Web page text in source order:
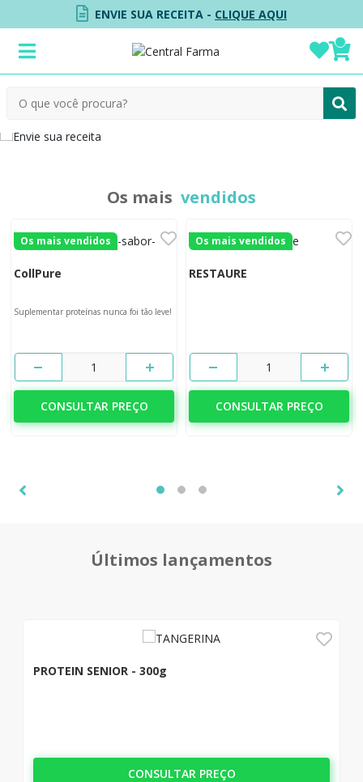
ENVIE SUA RECEITA - CLIQUE AQUI
Os mais vendidos
Os mais vendidos
CollPure
Suplementar proteínas nunca foi tão leve!
1
CONSULTAR PREÇO
Os mais vendidos
RESTAURE
1
CONSULTAR PREÇO
Últimos lançamentos
PROTEIN SENIOR - 300g
CONSULTAR PREÇO